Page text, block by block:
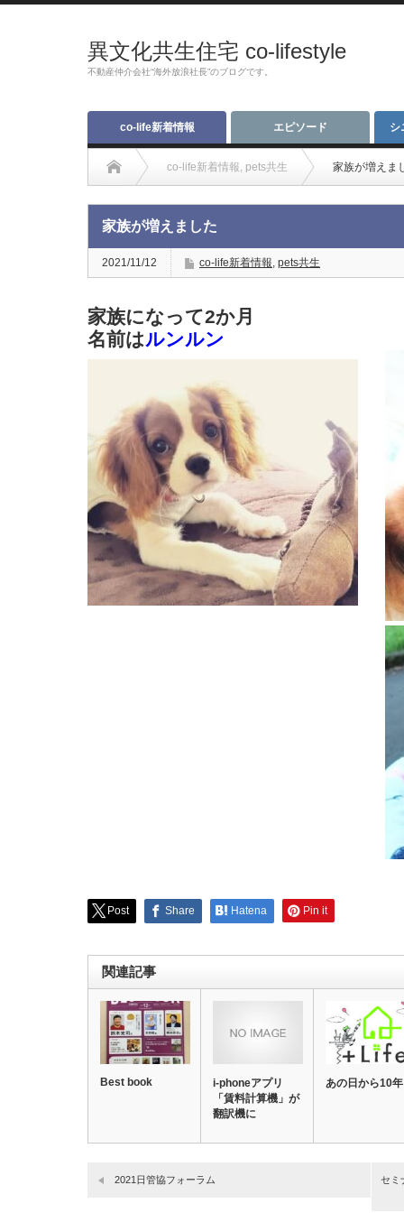
異文化共生住宅 co-lifestyle
不動産仲介会社“海外放浪社長”のブログです。
co-life新着情報 エピソード シ
co-life新着情報, pets共生 家族が増えま
家族が増えました
2021/11/12 co-life新着情報, pets共生
家族になって2か月
名前はルンルン
Post Share Hatena Pin it
関連記事
Best book
i-phoneアプリ
「賃料計算機」が
翻訳機に
あの日から10年
2021日管協フォーラム
セミ